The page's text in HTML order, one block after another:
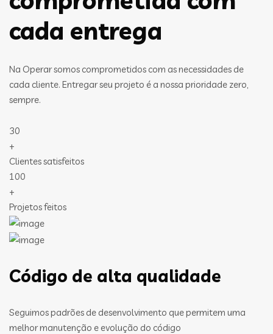
cada entrega
Na Operar somos comprometidos com as necessidades de
cada cliente. Entregar seu projeto é a nossa prioridade zero,
sempre.
30
+
Clientes satisfeitos
100
+
Projetos feitos
Código de alta qualidade
Seguimos padrões de desenvolvimento que permitem uma
melhor manutenção e evolução do código